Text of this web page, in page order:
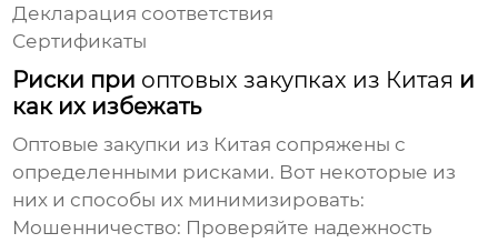
Декларация соответствия
Сертификаты
Риски при оптовых закупках из Китая и
как их избежать
Оптовые закупки из Китая сопряжены с
определенными рисками. Вот некоторые из
них и способы их минимизировать:
Мошенничество: Проверяйте надежность